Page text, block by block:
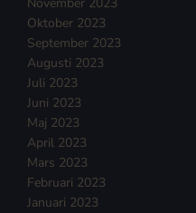
November 2023
Oktober 2023
September 2023
Augusti 2023
Juli 2023
Juni 2023
Maj 2023
April 2023
Mars 2023
Februari 2023
Januari 2023